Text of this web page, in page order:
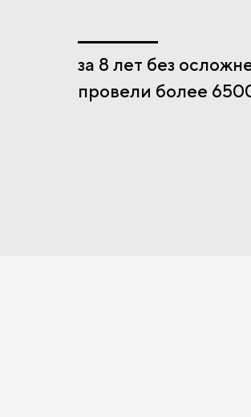
за 8 лет без
провели более